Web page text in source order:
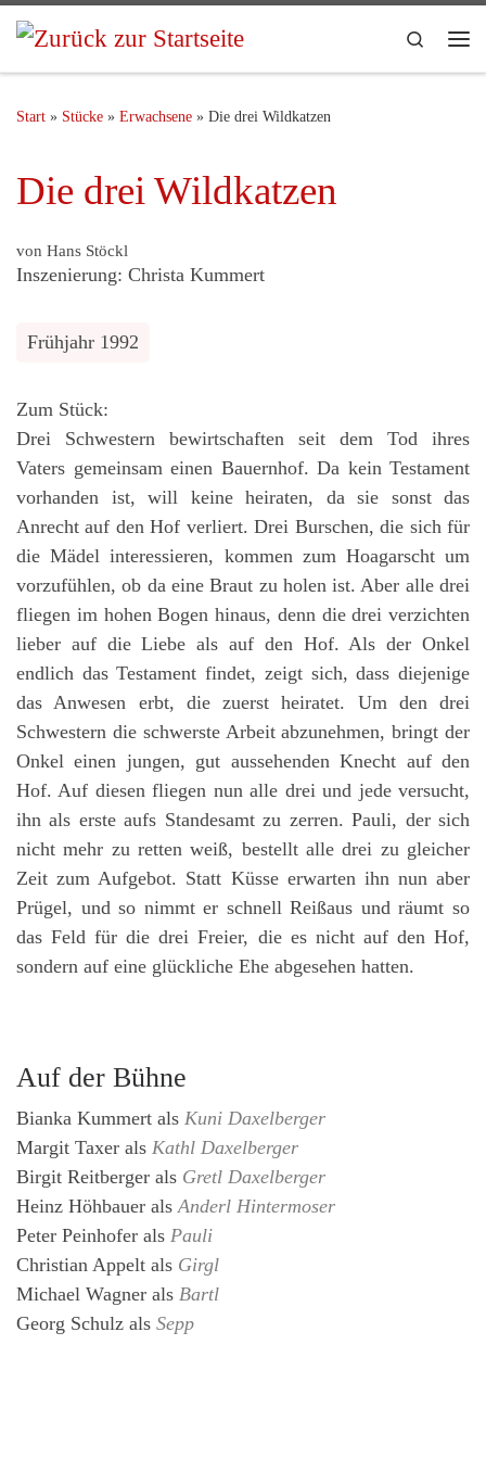
Search
Start » Stücke » Erwachsene » Die drei Wildkatzen
Die drei Wildkatzen
von Hans Stöckl
Inszenierung: Christa Kummert
Frühjahr 1992
Zum Stück:
Drei Schwestern bewirtschaften seit dem Tod ihres
Vaters gemeinsam einen Bauernhof. Da kein Testament
vorhanden ist, will keine heiraten, da sie sonst das
Anrecht auf den Hof verliert. Drei Burschen, die sich für
die Mädel interessieren, kommen zum Hoagarscht um
vorzufühlen, ob da eine Braut zu holen ist. Aber alle drei
fliegen im hohen Bogen hinaus, denn die drei verzichten
lieber auf die Liebe als auf den Hof. Als der Onkel
endlich das Testament findet, zeigt sich, dass diejenige
das Anwesen erbt, die zuerst heiratet. Um den drei
Schwestern die schwerste Arbeit abzunehmen, bringt der
Onkel einen jungen, gut aussehenden Knecht auf den
Hof. Auf diesen fliegen nun alle drei und jede versucht,
ihn als erste aufs Standesamt zu zerren. Pauli, der sich
nicht mehr zu retten weiß, bestellt alle drei zu gleicher
Zeit zum Aufgebot. Statt Küsse erwarten ihn nun aber
Prügel, und so nimmt er schnell Reißaus und räumt so
das Feld für die drei Freier, die es nicht auf den Hof,
sondern auf eine glückliche Ehe abgesehen hatten.
Auf der Bühne
Bianka Kummert als Kuni Daxelberger
Margit Taxer als Kathl Daxelberger
Birgit Reitberger als Gretl Daxelberger
Heinz Höhbauer alsAnderl Hintermoser
Peter Peinhofer als Pauli
Christian Appelt als Girgl
Michael Wagner als Bartl
Georg Schulz als Sepp